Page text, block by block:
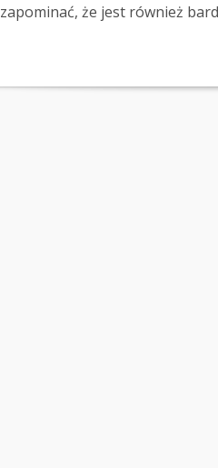
zapominać, że jest również